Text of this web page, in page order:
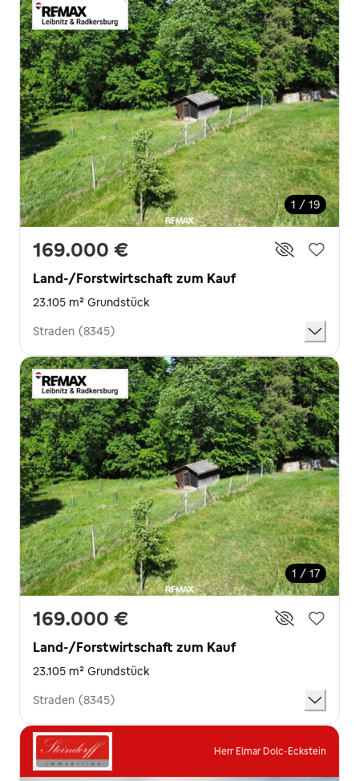
1 / 19
169.000 €
Land-/Forstwirtschaft zum Kauf
23.105 m² Grundstück
Straden (8345)
1 / 17
169.000 €
Land-/Forstwirtschaft zum Kauf
23.105 m² Grundstück
Straden (8345)
Herr Elmar Dolc-Eckstein